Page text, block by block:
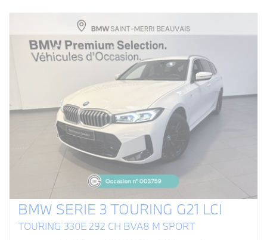
BMW SERIE 3 TOURING G21 LCI
TOURING 330E 292 CH BVA8 M SPORT